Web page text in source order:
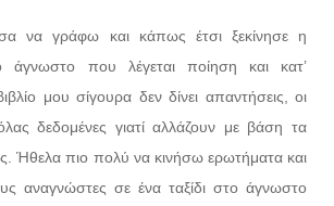
να γράφω και κάπως έτσι ξεκίνησε η
άγνωστο που λέγεται ποίηση και κατ’
μου σίγουρα δεν δίνει απαντήσεις, οι
δεδομένες γιατί αλλάζουν με βάση τα
Ήθελα πιο πολύ να κινήσω ερωτήματα και
αναγνώστες σε ένα ταξίδι στο άγνωστο